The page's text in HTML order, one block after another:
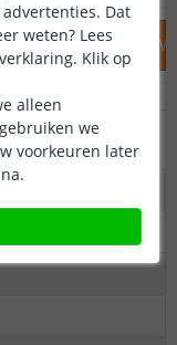
IN
Dat
weten? Lees
Klik op
alleen
we
voorkeuren later